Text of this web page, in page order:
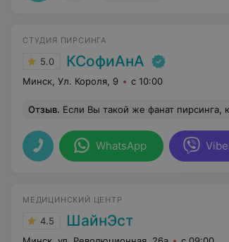
СТУДИЯ ПИРСИНГА
5.0 КСофиАнА
Минск, Ул. Короля, 9 с 10:00
Отзыв. Если Вы такой же фанат пирсинга, как и я и в поиске ОТЛИЧНОГО мастера с ровными руками, то Вам однозначно к Насте!) Это была моя
WhatsApp
МЕДИЦИНСКИЙ ЦЕНТР
4.5 ШайнЭст